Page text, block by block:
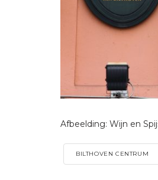
Afbeelding: Wijn en
BILTHOVEN CENTRUM